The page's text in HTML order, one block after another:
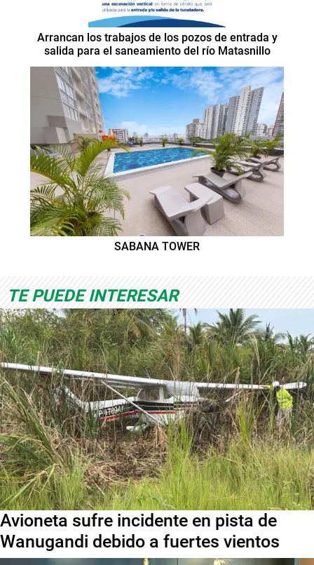
Arrancan los trabajos de los pozos de entrada y
salida para el saneamiento del río Matasnillo
SABANA TOWER
TE PUEDE INTERESAR
Avioneta sufre incidente en pista de
Wanugandi debido a fuertes vientos